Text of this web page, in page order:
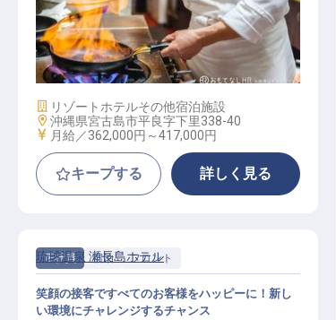
料理長（洋食）
施設業態
リゾートホテルその他宿泊施設
勤務地
沖縄県宮古島市平良字下里338-40
給与
月給／362,000円～417,000円
キープする 詳しく見る
正社員 宿泊 フロント
琉球温泉 瀬長島ホテル
笑顔の接客ですべてのお客様をハッピーに！新し
い環境にチャレンジするチャンス